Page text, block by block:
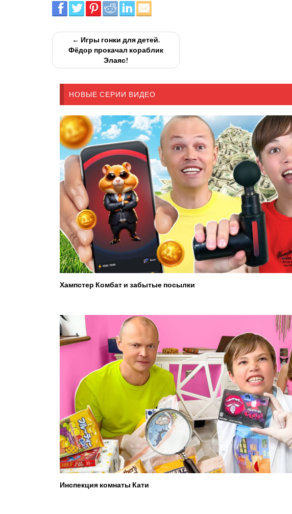
← Игры гонки для детей.
Фёдор прокачал кораблик
Элаяс!
НОВЫЕ СЕРИИ ВИДЕО
Хампстер Комбат и забытые посылки
Инспекция комнаты Кати